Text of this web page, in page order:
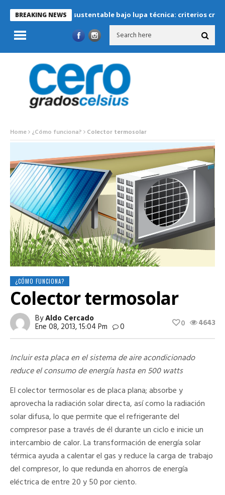
BREAKING NEWSsustentable bajo lupa técnica: criterios críticos
Home ¿Cómo funciona? Colector termosolar
¿CÓMO FUNCIONA?
Colector termosolar
ByAldo Cercado
Ene 08, 2013, 15:04 Pm 0 4643
0
Incluir esta placa en el sistema de aire acondicionado
reduce el consumo de energía hasta en 500 watts
El colector termosolar es de placa plana; absorbe y
aprovecha la radiación solar directa, así como la radiación
solar difusa, lo que permite que el refrigerante del
compresor pase a través de él durante un ciclo e inicie un
intercambio de calor. La transformación de energía solar
térmica ayuda a calentar el gas y reduce la carga de trabajo
del compresor, lo que redunda en ahorros de energía
eléctrica de entre 20 y 50 por ciento.